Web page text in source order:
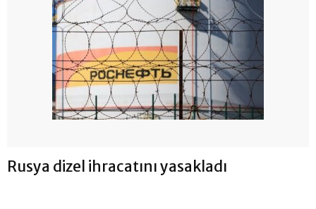
Rusya dizel ihracatını yasakladı